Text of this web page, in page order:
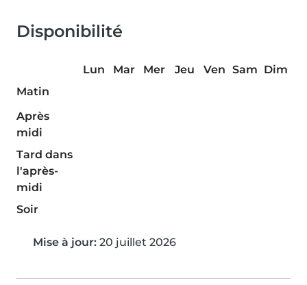
Disponibilité
Lun Mar Mer Jeu Ven Sam Dim
Matin
Après
midi
Tard dans
l'après-
midi
Soir
Mise à jour: 20 juillet 2026